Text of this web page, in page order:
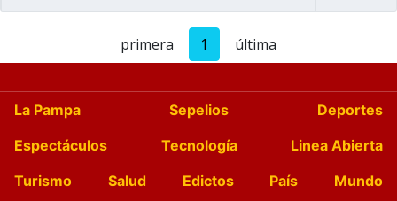
primera 1 última
La Pampa Sepelios
Deportes
Espectáculos
Tecnología
Linea Abierta
Turismo
Salud Edictos País
Mundo